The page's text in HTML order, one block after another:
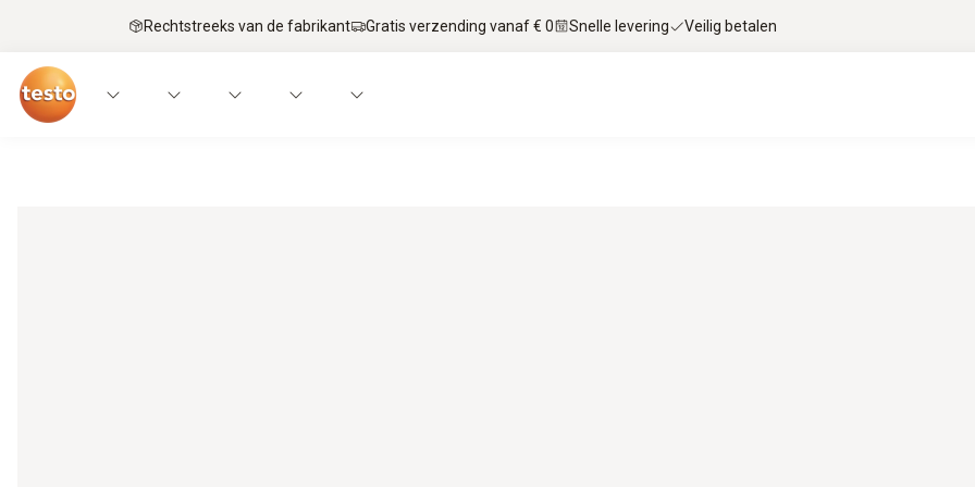
Rechtstreeks van de fabrikant Gratis verzending vanaf € 0 Snelle levering Veilig betalen